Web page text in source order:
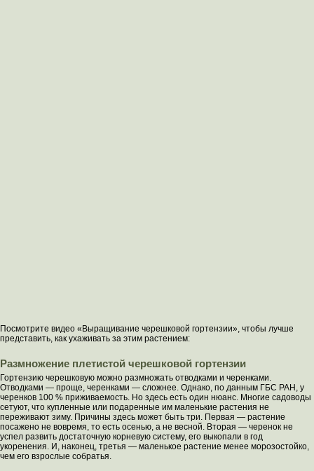
Посмотрите видео «Выращивание черешковой гортензии», чтобы лучше
представить, как ухаживать за этим растением:
Размножение плетистой черешковой гортензии
Гортензию черешковую можно размножать отводками и черенками.
Отводками — проще, черенками — сложнее. Однако, по данным ГБС РАН, у
черенков 100 % приживаемость. Но здесь есть один нюанс. Многие садоводы
сетуют, что купленные или подаренные им маленькие растения не
переживают зиму. Причины здесь может быть три. Первая — растение
посажено не вовремя, то есть осенью, а не весной. Вторая — черенок не
успел развить достаточную корневую систему, его выкопали в год
укоренения. И, наконец, третья — маленькое растение менее морозостойко,
чем его взрослые собратья.